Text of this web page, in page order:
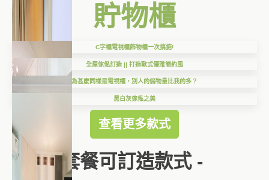
貯物櫃
C字櫃電視櫃飾物櫃一次搞掂!
全屋傢俬訂造 || 打造歐式優雅簡約風
為甚麼同樣是電視櫃，別人的儲物量比我的多？
黑白灰傢俬之美
查看更多款式
套餐可訂造款式 -